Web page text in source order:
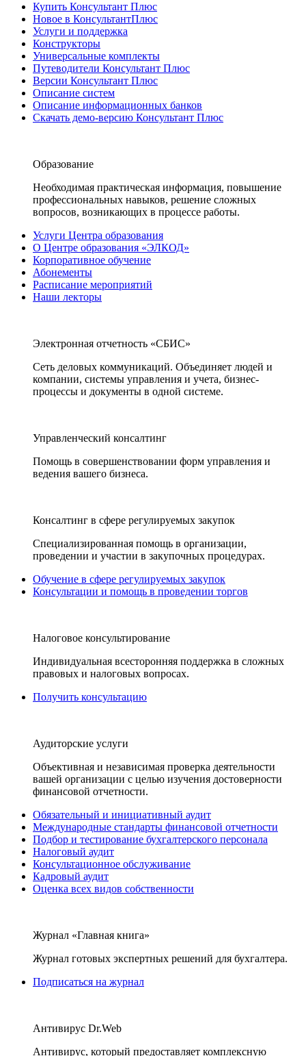
Купить Консультант Плюс
Новое в КонсультантПлюс
Услуги и поддержка
Конструкторы
Универсальные комплекты
Путеводители Консультант Плюс
Версии Консультант Плюс
Описание систем
Описание информационных банков
Скачать демо-версию Консультант Плюс
Образование
Необходимая практическая информация, повышение
профессиональных навыков, решение сложных
вопросов, возникающих в процессе работы.
Услуги Центра образования
О Центре образования «ЭЛКОД»
Корпоративное обучение
Абонементы
Расписание мероприятий
Наши лекторы
Электронная отчетность «СБИС»
Сеть деловых коммуникаций. Объединяет людей и
компании, системы управления и учета, бизнес-
процессы и документы в одной системе.
Управленческий консалтинг
Помощь в совершенствовании форм управления и
ведения вашего бизнеса.
Консалтинг в сфере регулируемых закупок
Специализированная помощь в организации,
проведении и участии в закупочных процедурах.
Обучение в сфере регулируемых закупок
Консультации и помощь в проведении торгов
Налоговое консультирование
Индивидуальная всесторонняя поддержка в сложных
правовых и налоговых вопросах.
Получить консультацию
Аудиторские услуги
Объективная и независимая проверка деятельности
вашей организации с целью изучения достоверности
финансовой отчетности.
Обязательный и инициативный аудит
Международные стандарты финансовой отчетности
Подбор и тестирование бухгалтерского персонала
Налоговый аудит
Консультационное обслуживание
Кадровый аудит
Оценка всех видов собственности
Журнал «Главная книга»
Журнал готовых экспертных решений для бухгалтера.
Подписаться на журнал
Антивирус Dr.Web
Антивирус, который предоставляет комплексную